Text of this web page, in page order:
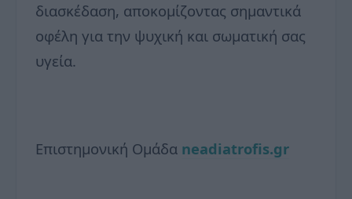
διασκέδαση, αποκομίζοντας σημαντικά
οφέλη για την ψυχική και σωματική σας
υγεία.
Επιστημονική Ομάδα neadiatrofis.gr